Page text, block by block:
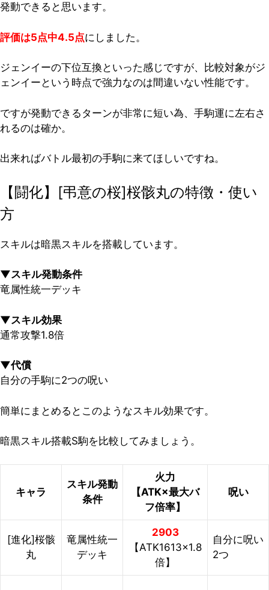
発動できると思います。
評価は5点中4.5点にしました。
ジェンイーの下位互換といった感じですが、比較対象がジ
ェンイーという時点で強力なのは間違いない性能です。
ですが発動できるターンが非常に短い為、手駒運に左右さ
れるのは確か。
出来ればバトル最初の手駒に来てほしいですね。
【闘化】[弔意の桜]桜骸丸の特徴・使い
方
スキルは暗黒スキルを搭載しています。
▼スキル発動条件
竜属性統一デッキ
▼スキル効果
通常攻撃1.8倍
▼代償
自分の手駒に2つの呪い
簡単にまとめるとこのようなスキル効果です。
暗黒スキル搭載S駒を比較してみましょう。
キャラ
スキル発動
条件
火力
【ATK×最大バ
フ倍率】
呪い
[進化]桜骸
丸
竜属性統一
デッキ
2903
【ATK1613×1.8
倍】
自分に呪い
2つ